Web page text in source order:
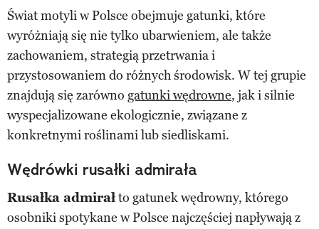
Świat motyli w Polsce obejmuje gatunki, które
wyróżniają się nie tylko ubarwieniem, ale także
zachowaniem, strategią przetrwania i
przystosowaniem do różnych środowisk. W tej grupie
znajdują się zarówno gatunki wędrowne, jak i silnie
wyspecjalizowane ekologicznie, związane z
konkretnymi roślinami lub siedliskami.
Wędrówki rusałki admirała
Rusałka admirałto gatunek wędrowny, którego
osobniki spotykane w Polsce najczęściej napływają z